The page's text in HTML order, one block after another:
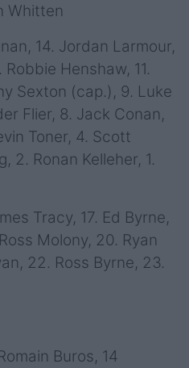
Whitten
14. Jordan Larmour,
Henshaw, 11.
Sexton (cap.), 9. Luke
Flier, 8. Jack Conan,
Toner, 4. Scott
2. Ronan Kelleher, 1.
Tracy, 17. Ed Byrne,
Molony, 20. Ryan
22. Ross Byrne, 23.
Buros, 14